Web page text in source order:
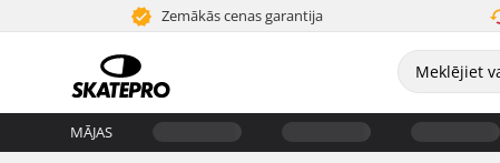
Zemākās cenas garantija
MĀJAS